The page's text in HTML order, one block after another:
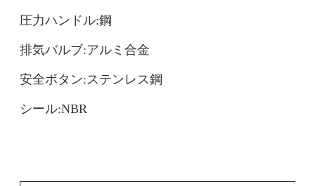
圧力ハンドル:鋼
排気バルブ:アルミ合金
安全ボタン:ステンレス鋼
シール:NBR